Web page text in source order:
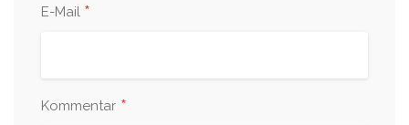
E-Mail *
Kommentar *